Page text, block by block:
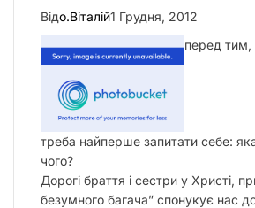
Відо.Віталій1 Грудня, 2012
перед тим,
треба найперше запитати себе:
чого?
Дорогі браття і сестри у Христі,
безумного багача” спонукує нас